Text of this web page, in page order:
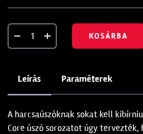
KOSÁRBA
Leírás Paraméterek
A harcsaúszóknak sokat kell
Core úszó sorozatot úgy tervezték,